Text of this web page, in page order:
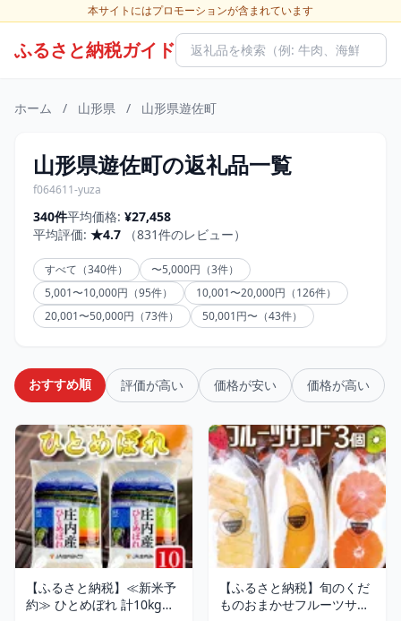
本サイトにはプロモーションが含まれています
ふるさと納税ガイド
ホーム / 山形県 / 山形県遊佐町
山形県遊佐町の返礼品一覧
f064611-yuza
340件平均価格: ¥27,458
平均評価: ★4.7 （831件のレビュー）
すべて（340件）
〜5,000円（3件）
5,001〜10,000円（95件）
10,001〜20,000円（126件）
20,001〜50,000円（73件）
50,001円〜（43件）
おすすめ順 評価が高い 価格が安い 価格が高い
【ふるさと納税】≪新米予
約≫ ひとめぼれ 計10kg
【ふるさと納税】旬のくだ
ものおまかせフルーツサン